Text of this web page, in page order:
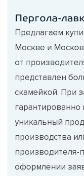
Пергола-
Предлагаем
Москве и
от
представлен
скамейкой. При
гарантированно
уникальный
производства
производителя-
оформлении